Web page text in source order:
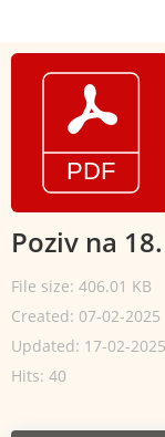
Poziv na
File size: 406.01 KB
Created: 07-02-2025
Updated: 17-02-2025
Hits: 40